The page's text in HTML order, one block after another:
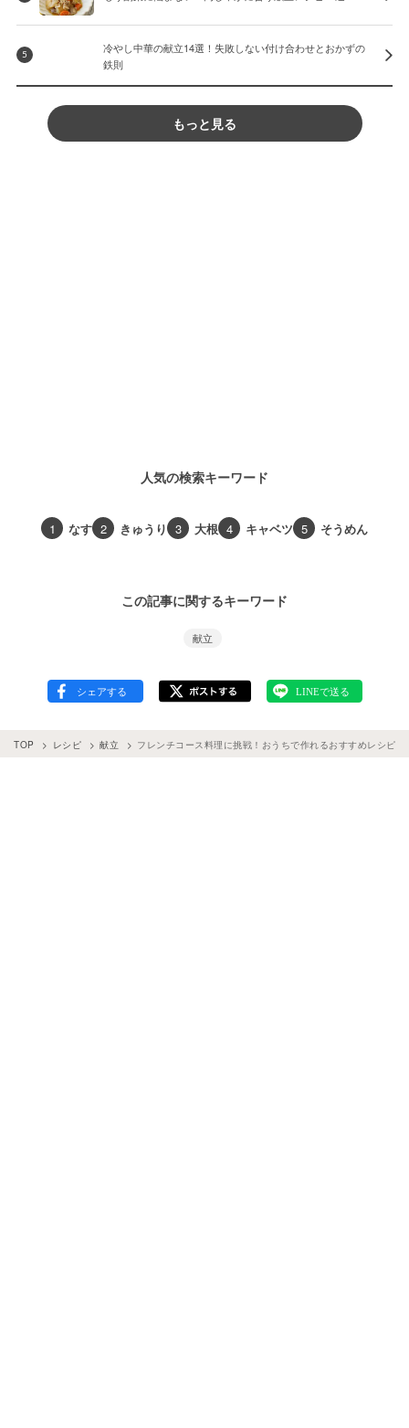
5
冷やし中華の献立14選！失敗しない付け合わせとおかずの
鉄則
もっと見る
人気の検索キーワード
1 なす 2 きゅうり 3 大根 4 キャベツ 5 そうめん
この記事に関するキーワード
献立
TOP レシピ 献立 フレンチコース料理に挑戦！おうちで作れるおすすめレシピ